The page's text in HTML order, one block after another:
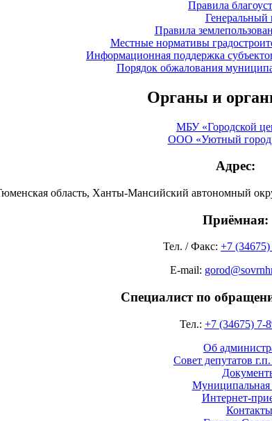
Правила
Генеральный
Правила
Местные нормативы
Информационная поддержка
Порядок обжалования
Органы и
МБУ «Городской
ООО «Уютный город
Адрес:
область, Ханты-Мансийский автономный
Приёмная:
Тел. / Факс: +7
E-mail:
Специалист по
Тел.: +7 (34675) 7-
Об
Совет депутатов
Муниципальная
Интернет-
Контакты